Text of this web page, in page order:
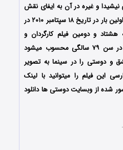
و غیره در آن به ایفای نقش
پرداخته‌اند. همچنین این فیلم اولین بار در تاریخ ۱۸ سپتامبر ۲۰۱۰ در
و دومین فیلم کارگردان و
نویسنده معروف یوجی یامادا در سن ۷۹ سالگی محسوب میشود
و دوستی را در سینما به تصویر
این فیلم را میتوانید با لینک
شده از وبسایت دوستی ها دانلود